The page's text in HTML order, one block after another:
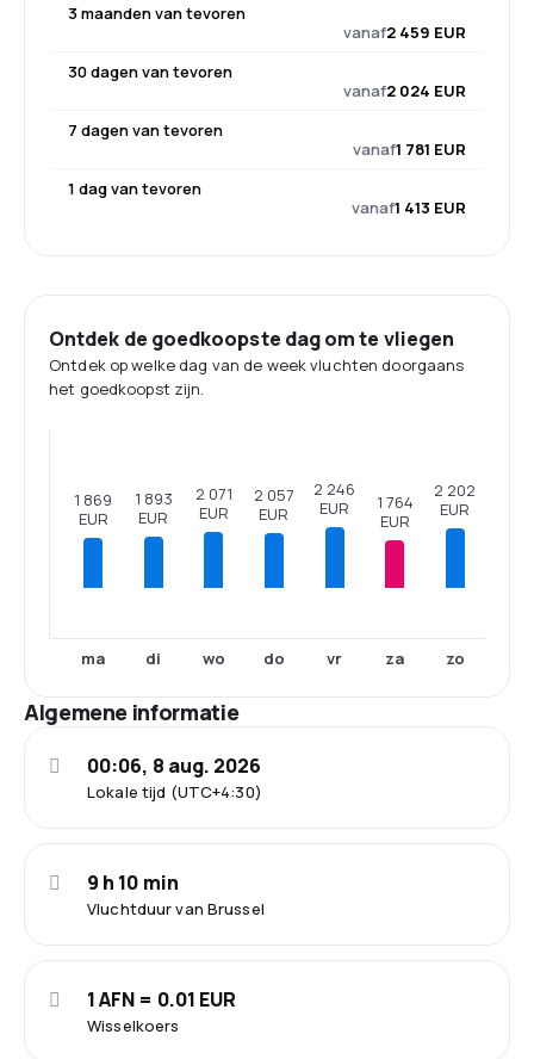
3 maanden van tevoren
vanaf2 459 EUR
30 dagen van tevoren
vanaf2 024 EUR
7 dagen van tevoren
vanaf1 781 EUR
1 dag van tevoren
vanaf1 413 EUR
Ontdek de goedkoopste dag om te vliegen
Ontdek op welke dag van de week vluchten doorgaans
het goedkoopst zijn.
1 869
EUR
ma
1 893
EUR
di
2 071
EUR
wo
2 057
EUR
do
2 246
EUR
vr
1 764
EUR
za
2 202
EUR
zo
Algemene informatie
Lokale tijd (UTC+4:30)
00:06, 8 aug. 2026
Vluchtduur van Brussel
9 h 10 min
Wisselkoers
1 AFN = 0.01 EUR